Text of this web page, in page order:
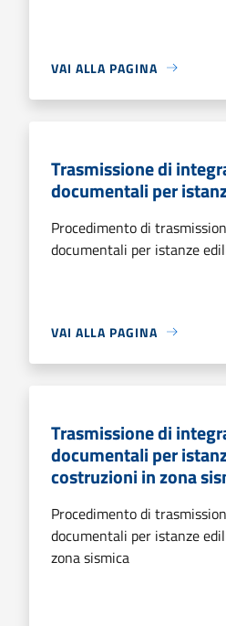
VAI ALLA PAGINA
Trasmissione di
documentali per
Procedimento di
documentali per istanze
VAI ALLA PAGINA
Trasmissione di
documentali per
costruzioni in zona
Procedimento di
documentali per istanze
zona sismica